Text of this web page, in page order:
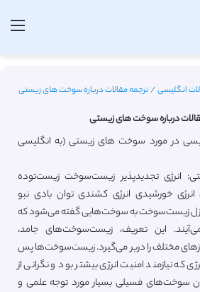
انگلیسی/ترجمه مقالات درباره سوخت های زیستی
درباره سوخت های زیستی
در مورد سوخت های زیستی (به انگلیسی
انرژی تجدیدپذیر زیست‌سوخت زیست‌توده
انرژی خورشیدی انرژی کشندی توان بادی نبو
زیست‌سوخت به سوخت‌هایی گفته می‌شود که
این تعریف، زیست‌سوخت‌های جامد،
مختلف را دربر می‌گیرد. زیست‌سوخت‌ها پس
که نیازمند امنیت انرژی بیشتر بود و نگرانی از
سوخت‌های فسیلی بسیار مورد توجه علمی و